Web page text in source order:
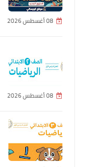
08 أغسطس 2026
08 أغسطس 2026